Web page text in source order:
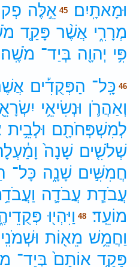
וּמָאתָֽיִם׃
45 אֵ֣לֶּה
מְרָרִ֑י אֲשֶׁ֨ר פָּקַ֤ד
פִּ֥י יְהוָ֖ה בְּיַד־ מֹשֶֽׁה׃
46 כָּֽל־ הַפְּקֻדִ֡ים
וְאַהֲרֹ֛ן וּנְשִׂיאֵ֥י
לְמִשְׁפְּחֹתָ֖ם וּלְבֵ֥ית
שְׁלֹשִׁ֤ים שָׁנָה֙
חֲמִשִּׁ֣ים שָׁנָ֑ה כָּל־
עֲבֹדַ֧ת עֲבֹדָ֛ה
מוֹעֵֽד׃
48 וַיִּהְי֖וּ
וַחֲמֵ֥שׁ מֵא֖וֹת
פָּקַ֤ד אוֹתָם֙ בְּיַד־